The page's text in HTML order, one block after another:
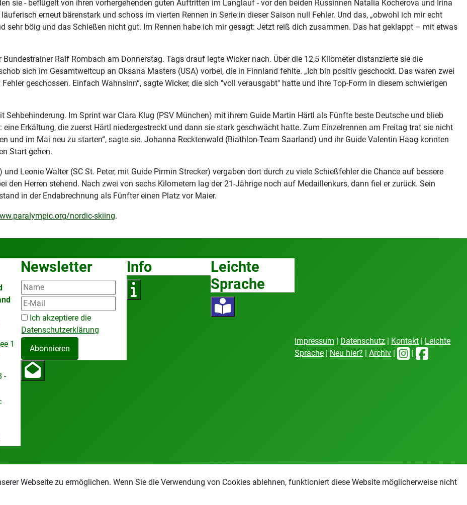
sie - beflügelt von ihren vorhergehenden guten Auftritten im Langlauf - vor den beiden Russinnen Natalia Kocherova und Irina
erneut bärenstark und schoss im vierten Rennen in Serie in dieser Saison null Fehler. Und das, „obwohl ich mir echt
sehr böig und das Schießen nicht gut. Im Rennen habe ich mir gesagt: Jetzt reiß dich zusammen. Das hat geklappt – mit etwas
Ralf Rombach am Donnerstag. Tags drauf legte Wicker nach. Über die 12,5 Kilometer distanzierte sie die
sich im Gesamtweltcup an Oksana Masters (USA) vorbei, die in Finnland fehlte. „Ich bin positiv geschockt. Das waren zwei
geschossen. Einfach Wahnsinn“, sagte Wicker, die sich "voll verausgabt" hatte und ihre Top-Form in diesem schwierigen
Im Sprint war Clara Klug (PSV München) mit ihrem Guide Martin Härtl als Fünfte beste Deutsche und blieb
Erkältung, die zuerst Härtl niedergestreckt und dann sie stark geschwächt hatte. Zum Einzelrennen am Freitag trat sie nicht
und im Mai neu zu starten“, sagte sie. Johanna Recktenwald (Biathlon-Team Saarland) und ihr Guide Valentin Haag konnten
Start gehen.
Leonie Walter (SC St. Peter, mit Guide Pirmin Strecker) vergaben dort durch zu viele Schießfehler die Chance auf bessere
den Herren stehend. Nach zwei von sechs Kilometern lag der 21-Jährige noch auf Medaillenkurs, dann fiel er zurück. Sein
in der Endabrechnung als Fünfter einen Platz vor Maier.
nordic-skiing.
1
-
Newsletter
Ich akzeptiere die
Datenschutzerklärung
Abonnieren
Info
Leichte
Sprache
Impressum | Datenschutz | Kontakt | Leichte
Sprache | Neu hier? |Archiv | |
Webseite zu ermöglichen. Wenn Sie die Verwendung von Cookies ablehnen, funktioniert diese Website möglicherweise nicht